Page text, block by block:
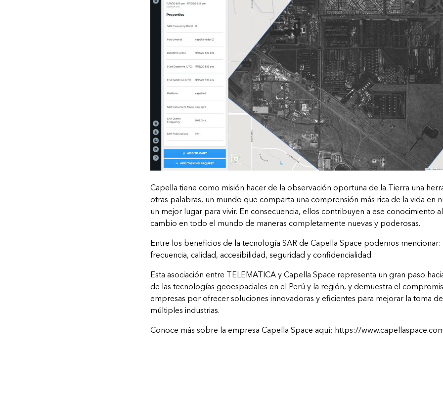
Capella tiene como misión hacer de la observación oportuna de la Tierra una
otras palabras, un mundo que comparta una comprensión más rica de la vida en
un mejor lugar para vivir. En consecuencia, ellos contribuyen a ese conocimiento
cambio en todo el mundo de maneras completamente nuevas y poderosas.
Entre los beneficios de la tecnología SAR de Capella Space podemos
frecuencia, calidad, accesibilidad, seguridad y confidencialidad.
Esta asociación entre TELEMATICAy Capella Space representa un gran paso
de las tecnologías geoespaciales en el Perú y la región, y demuestra el
empresas por ofrecer soluciones innovadoras y eficientes para mejorar la toma
múltiples industrias.
Conoce más sobre la empresa Capella Space aquí: https://